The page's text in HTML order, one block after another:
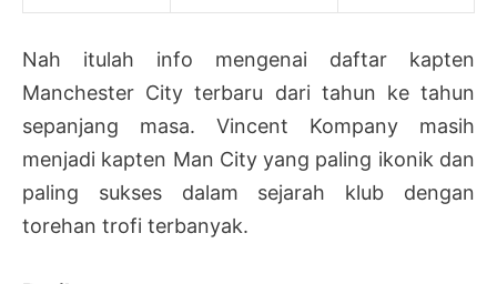
Nah itulah info mengenai daftar kapten
Manchester City terbaru dari tahun ke tahun
sepanjang masa. Vincent Kompany masih
menjadi kapten Man City yang paling ikonik dan
paling sukses dalam sejarah klub dengan
torehan trofi terbanyak.